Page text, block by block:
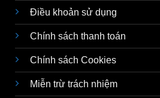
Điều khoản sử dụng
Chính sách thanh toán
Chính sách Cookies
Miễn trừ trách nhiệm